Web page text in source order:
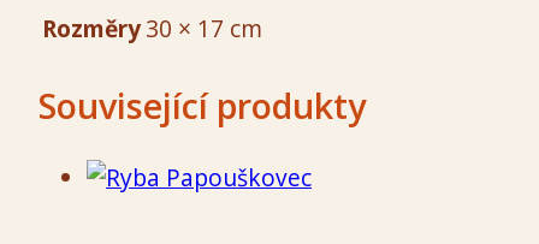
Rozměry30 × 17 cm
Související produkty